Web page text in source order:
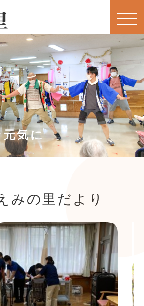
気に
みの里だより